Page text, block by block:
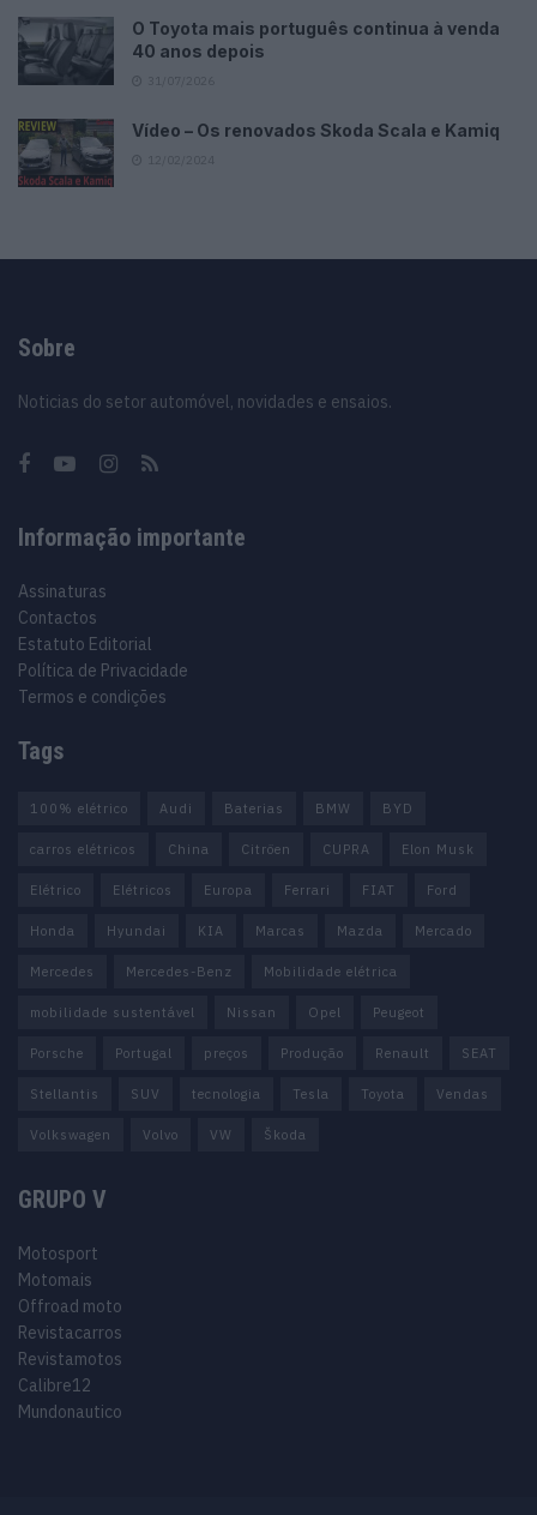
O Toyota mais português continua à venda
40 anos depois
Vídeo – Os renovados Skoda Scala e Kamiq
Sobre
Noticias do setor automóvel, novidades e ensaios.
Informação importante
Assinaturas
Contactos
Estatuto Editorial
Política de Privacidade
Termos e condições
Tags
100% elétrico Audi Baterias BMW BYD
carros elétricos China Citröen CUPRA Elon Musk
Elétrico Elétricos Europa Ferrari FIAT Ford
Honda Hyundai KIA Marcas Mazda Mercado
Mercedes Mercedes-Benz Mobilidade elétrica
mobilidade sustentável Nissan Opel Peugeot
Porsche Portugal preços Produção Renault SEAT
Stellantis SUV tecnologia Tesla Toyota Vendas
Volkswagen Volvo VW Škoda
GRUPO V
Motosport
Motomais
Offroad moto
Revistacarros
Revistamotos
Calibre12
Mundonautico